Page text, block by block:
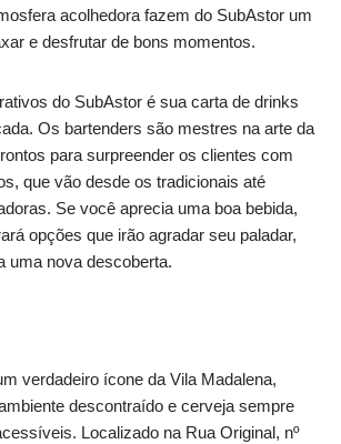
acolhedora fazem do SubAstor um
e desfrutar de bons momentos.
do SubAstor é sua carta de drinks
Os bartenders são mestres na arte da
para surpreender os clientes com
que vão desde os tradicionais até
Se você aprecia uma boa bebida,
opções que irão agradar seu paladar,
uma nova descoberta.
verdadeiro ícone da Vila Madalena,
descontraído e cerveja sempre
Localizado na Rua Original, nº